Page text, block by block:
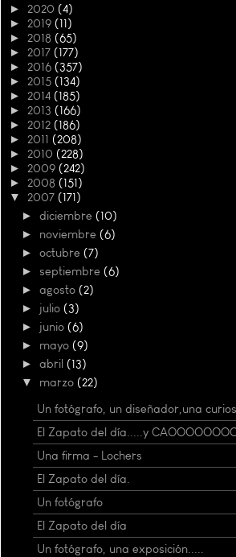
► 2020 (4)
► 2019 (11)
► 2018 (65)
► 2017 (177)
► 2016 (357)
► 2015 (134)
► 2014 (185)
► 2013 (166)
► 2012 (186)
► 2011 (208)
► 2010 (228)
► 2009 (242)
► 2008 (151)
▼ 2007 (171)
► diciembre (10)
► noviembre (6)
► octubre (7)
► septiembre (6)
► agosto (2)
► julio (3)
► junio (6)
► mayo (9)
► abril (13)
▼ marzo (22)
Un fotógrafo, un diseñador,una
El Zapato del día.....y
Una firma - Lochers
El Zapato del día.
Un fotógrafo
El Zapato del día
Un fotógrafo, una exposición.....